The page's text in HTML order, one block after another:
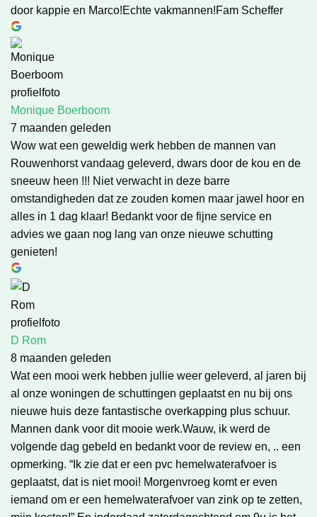
door kappie en Marco!Echte vakmannen!Fam Scheffer
Monique Boerboom
7 maanden geleden
Wow wat een geweldig werk hebben de mannen van
Rouwenhorst vandaag geleverd, dwars door de kou en de
sneeuw heen !!! Niet verwacht in deze barre
omstandigheden dat ze zouden komen maar jawel hoor en
alles in 1 dag klaar! Bedankt voor de fijne service en
advies we gaan nog lang van onze nieuwe schutting
genieten!
D Rom
8 maanden geleden
Wat een mooi werk hebben jullie weer geleverd, al jaren bij
al onze woningen de schuttingen geplaatst en nu bij ons
nieuwe huis deze fantastische overkapping plus schuur.
Mannen dank voor dit mooie werk.Wauw, ik werd de
volgende dag gebeld en bedankt voor de review en, .. een
opmerking. “Ik zie dat er een pvc hemelwaterafvoer is
geplaatst, dat is niet mooi! Morgenvroeg komt er even
iemand om er een hemelwaterafvoer van zink op te zetten,